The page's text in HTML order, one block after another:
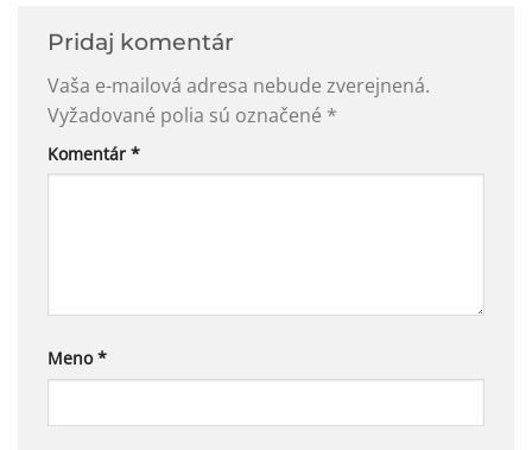
Pridaj komentár
Vaša e-mailová adresa nebude zverejnená.
Vyžadované polia sú označené *
Komentár *
Meno*